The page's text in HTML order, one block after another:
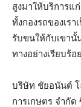
สูงมาให้บริการแ
ทั้งกองรถของเร
รับขนให้กับเขานั้
ทางอย่างเรียบร้
บริษัท ชัยอนันต์
การเกษตร จำกั